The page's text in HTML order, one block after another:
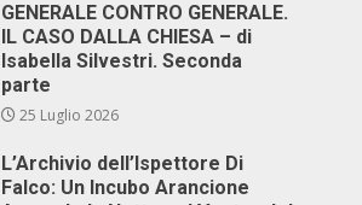
GENERALE CONTRO GENERALE.
IL CASO DALLA CHIESA – di
Isabella Silvestri. Seconda
parte
25 Luglio 2026
L’Archivio dell’Ispettore Di
Falco: Un Incubo Arancione